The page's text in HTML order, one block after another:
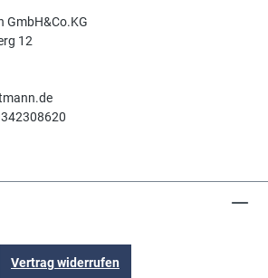
GmbH&Co.KG
12
Vertrag widerrufen